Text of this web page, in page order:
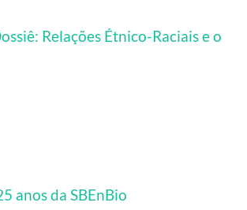
Relações Étnico-Raciais e o
anos da SBEnBio